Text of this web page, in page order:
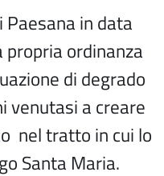
Paesana in data
ordinanza
di degrado
venutasi a creare
nel tratto in cui lo
Santa Maria.